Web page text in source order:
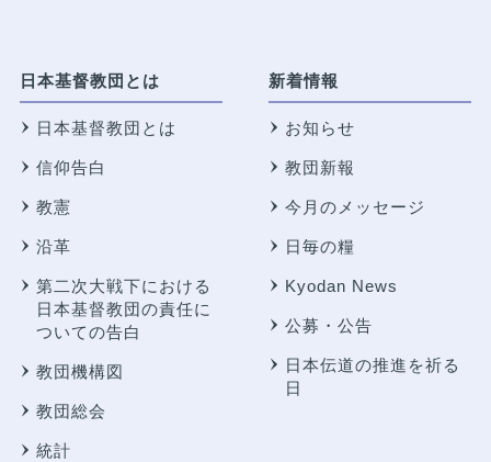
日本基督教団とは
日本基督教団とは
信仰告白
教憲
沿革
第二次大戦下における
日本基督教団の責任に
ついての告白
教団機構図
教団総会
統計
新着情報
お知らせ
教団新報
今月のメッセージ
日毎の糧
Kyodan News
公募・公告
日本伝道の推進を祈る
日